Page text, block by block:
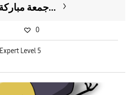
جمعة مباركة وطيبة على...
Expert Level 5
0